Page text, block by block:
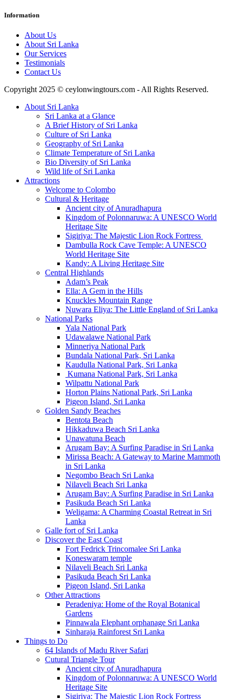
Information
About Us
About Sri Lanka
Our Services
Testimonials
Contact Us
Copyright 2025 © ceylonwingtours.com - All Rights Reserved.
About Sri Lanka
Sri Lanka at a Glance
A Brief History of Sri Lanka
Culture of Sri Lanka
Geography of Sri Lanka
Climate Temperature of Sri Lanka
Bio Diversity of Sri Lanka
Wild life of Sri Lanka
Attractions
Welcome to Colombo
Cultural & Heritage
Ancient city of Anuradhapura
Kingdom of Polonnaruwa: A UNESCO World
Heritage Site
Sigiriya: The Majestic Lion Rock Fortress
Dambulla Rock Cave Temple: A UNESCO
World Heritage Site
Kandy: A Living Heritage Site
Central Highlands
Adam’s Peak
Ella: A Gem in the Hills
Knuckles Mountain Range
Nuwara Eliya: The Little England of Sri Lanka
National Parks
Yala National Park
Udawalawe National Park
Minneriya National Park
Bundala National Park, Sri Lanka
Kaudulla National Park, Sri Lanka
Kumana National Park, Sri Lanka
Wilpattu National Park
Horton Plains National Park, Sri Lanka
Pigeon Island, Sri Lanka
Golden Sandy Beaches
Bentota Beach
Hikkaduwa Beach Sri Lanka
Unawatuna Beach
Arugam Bay: A Surfing Paradise in Sri Lanka
Mirissa Beach: A Gateway to Marine Mammoth
in Sri Lanka
Negombo Beach Sri Lanka
Nilaveli Beach Sri Lanka
Arugam Bay: A Surfing Paradise in Sri Lanka
Pasikuda Beach Sri Lanka
Weligama: A Charming Coastal Retreat in Sri
Lanka
Galle fort of Sri Lanka
Discover the East Coast
Fort Fedrick Trincomalee Sri Lanka
Koneswaram temple
Nilaveli Beach Sri Lanka
Pasikuda Beach Sri Lanka
Pigeon Island, Sri Lanka
Other Attractions
Peradeniya: Home of the Royal Botanical
Gardens
Pinnawala Elephant orphanage Sri Lanka
Sinharaja Rainforest Sri Lanka
Things to Do
64 Islands of Madu River Safari
Cutural Triangle Tour
Ancient city of Anuradhapura
Kingdom of Polonnaruwa: A UNESCO World
Heritage Site
Sigiriya: The Majestic Lion Rock Fortress